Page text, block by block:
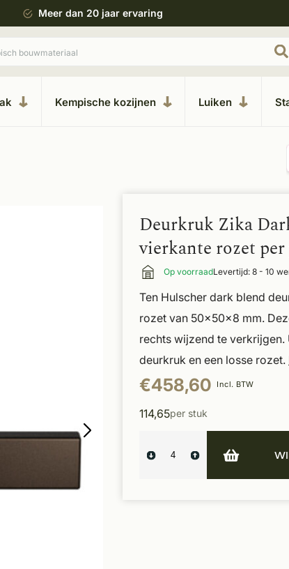
Meer dan 20 jaar ervaring
Kempische kozijnen Luiken
Deurkruk Zika
vierkante rozet per
Op voorraadLevertijd: 8 - 10
Ten Hulscher dark blend
rozet van 50x50x8 mm.
rechts wijzend te verkrijgen.
deurkruk en een losse rozet.
€458,60 Incl. BTW
114,65per stuk